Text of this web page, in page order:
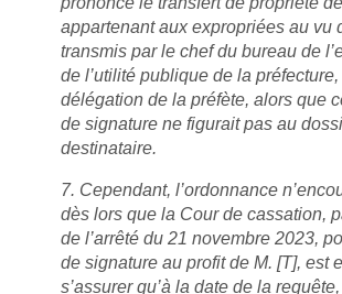
appartenant aux expropriées au vu
transmis par le chef du bureau de
de l’utilité publique de la
délégation de la préfète, alors que
de signature ne figurait pas au
destinataire.
7. Cependant, l’ordonnance
dès lors que la Cour de cassation,
de l’arrêté du 21 novembre 2023,
de signature au profit de M. [T], est
s’assurer qu’à la date de la